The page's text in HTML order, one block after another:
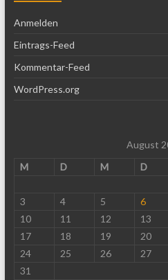
Anmelden
Eintrags-Feed
Kommentar-Feed
WordPress.org
August
M
D M D
3
4 5 6
10
11 12 13
17
18 19 20
24
25 26 27
31